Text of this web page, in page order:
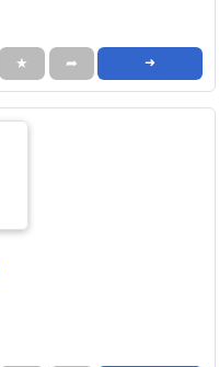
★ ➦ ➜